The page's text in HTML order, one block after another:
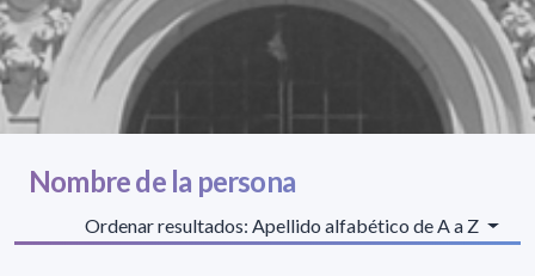
Nombre de la persona
Ordenar resultados: Apellido alfabético de A a Z